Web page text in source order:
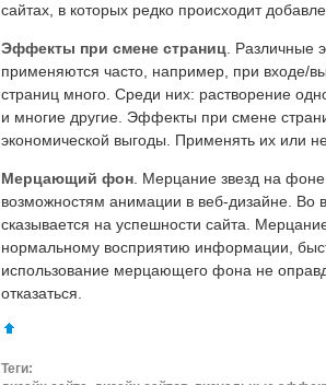
сайтах, в которых редко происходит
Эффекты при смене страниц .
применяются часто, например, при входе/
страниц много. Среди них: растворение
и многие другие. Эффекты при смене
экономической выгоды. Применять их или
Мерцающий фон . Мерцание звезд на
возможностям анимации в веб-дизайне. Во
сказывается на успешности сайта.
нормальному восприятию информации,
использование мерцающего фона не
отказаться.
Теги: